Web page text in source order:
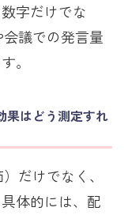
字だけでな
会議での発言量
。
果はどう測定すれ
だけでなく、
体的には、配